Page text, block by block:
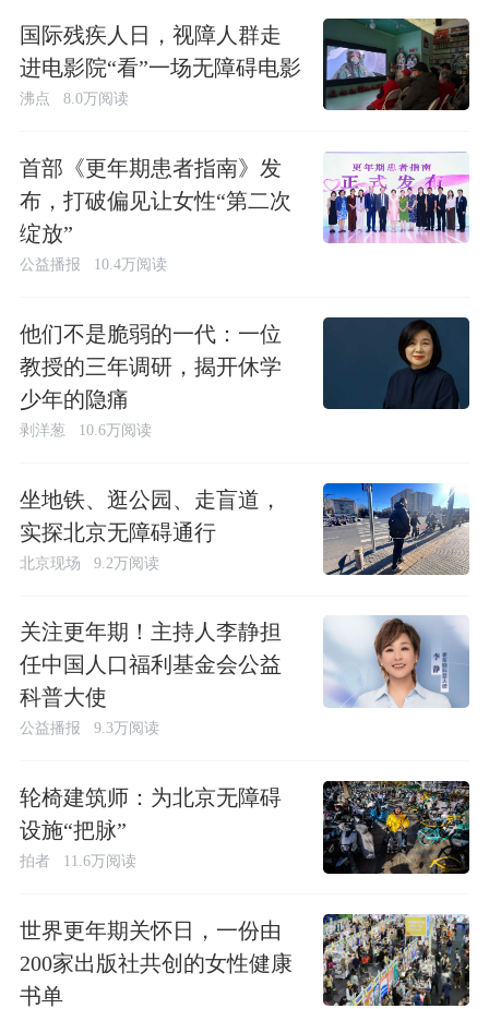
国际残疾人日，视障人群走
进电影院“看”一场无障碍电影
沸点 8.0万阅读
首部《更年期患者指南》发
布，打破偏见让女性“第二次
绽放”
公益播报 10.4万阅读
他们不是脆弱的一代：一位
教授的三年调研，揭开休学
少年的隐痛
剥洋葱 10.6万阅读
坐地铁、逛公园、走盲道，
实探北京无障碍通行
北京现场 9.2万阅读
关注更年期！主持人李静担
任中国人口福利基金会公益
科普大使
公益播报 9.3万阅读
轮椅建筑师：为北京无障碍
设施“把脉”
拍者 11.6万阅读
世界更年期关怀日，一份由
200家出版社共创的女性健康
书单